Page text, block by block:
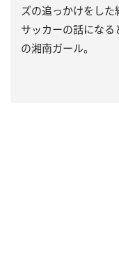
ズの追っかけをした
サッカーの話にな
の湘南ガール。